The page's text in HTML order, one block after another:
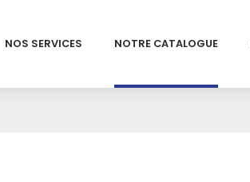
NOS SERVICES NOTRE CATALOGUE